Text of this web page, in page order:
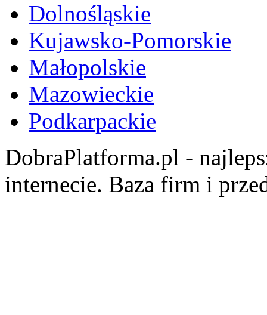
Dolnośląskie
Kujawsko-Pomorskie
Małopolskie
Mazowieckie
Podkarpackie
DobraPlatforma.pl -
internecie. Baza firm i